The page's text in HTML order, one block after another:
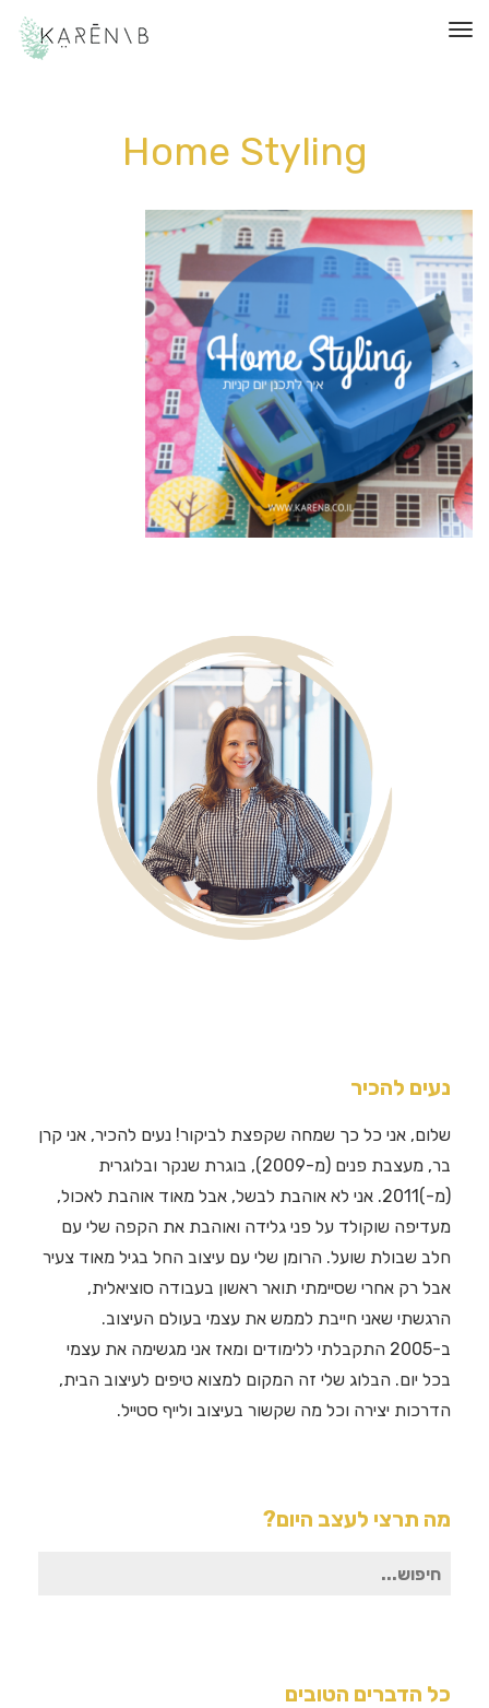
תפריט
Home Styling
נעים להכיר
שלום, אני כל כך שמחה שקפצת לביקור! נעים להכיר, אני קרן
בר, מעצבת פנים (מ-2009), בוגרת שנקר ובלוגרית
(מ-)2011. אני לא אוהבת לבשל, אבל מאוד אוהבת לאכול,
מעדיפה שוקולד על פני גלידה ואוהבת את הקפה שלי עם
חלב שבולת שועל. הרומן שלי עם עיצוב החל בגיל מאוד צעיר
אבל רק אחרי שסיימתי תואר ראשון בעבודה סוציאלית,
הרגשתי שאני חייבת לממש את עצמי בעולם העיצוב.
ב-2005 התקבלתי ללימודים ומאז אני מגשימה את עצמי
בכל יום. הבלוג שלי זה המקום למצוא טיפים לעיצוב הבית,
הדרכות יצירה וכל מה שקשור בעיצוב ולייף סטייל.
מה תרצי לעצב היום?
חיפוש
כל הדברים הטובים